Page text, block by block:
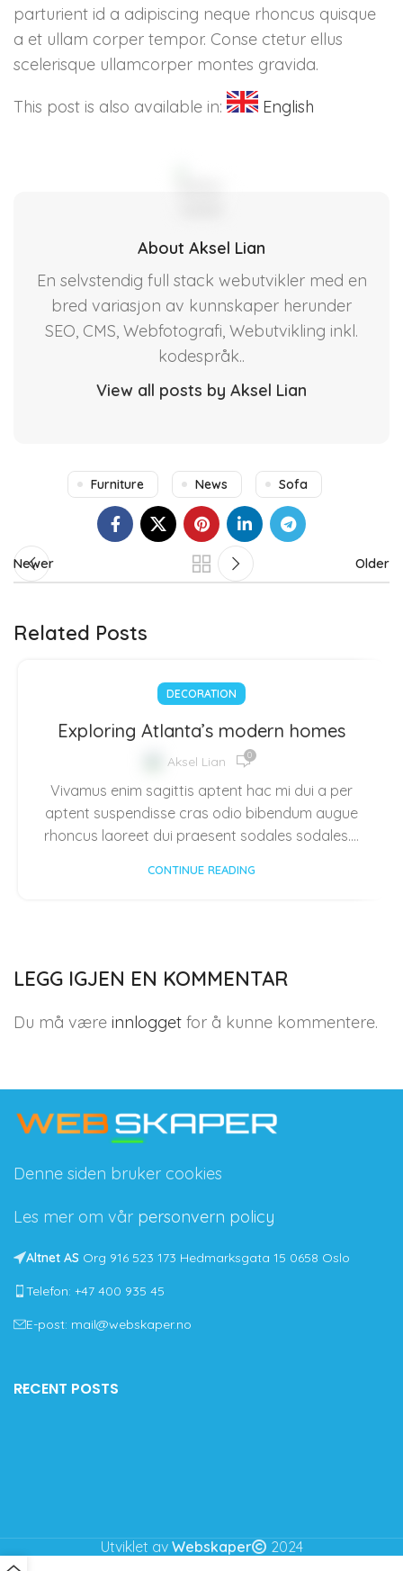
parturient id a adipiscing neque rhoncus quisque
a et ullam corper tempor. Conse ctetur ellus
scelerisque ullamcorper montes gravida.
This post is also available in: English
About Aksel Lian
En selvstendig full stack webutvikler med en
bred variasjon av kunnskaper herunder
SEO, CMS, Webfotografi, Webutvikling inkl.
kodespråk..
View all posts by Aksel Lian
Furniture News Sofa
Newer Older
Related Posts
DECORATION
Exploring Atlanta’s modern homes
Aksel Lian 0
Vivamus enim sagittis aptent hac mi dui a per
aptent suspendisse cras odio bibendum augue
rhoncus laoreet dui praesent sodales sodales....
CONTINUE READING
LEGG IGJEN EN KOMMENTAR
Du må være innlogget for å kunne kommentere.
Denne siden bruker cookies
Les mer om vår personvern policy
Altnet AS Org 916 523 173 Hedmarksgata 15 0658 Oslo
Telefon: +47 400 935 45
E-post: mail@webskaper.no
RECENT POSTS
Utviklet av Webskaper 2024